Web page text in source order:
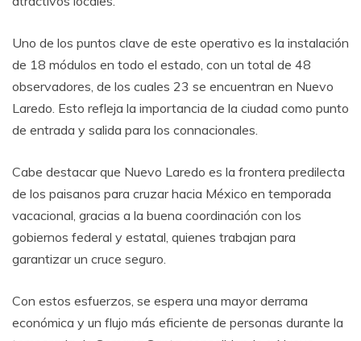
Uno de los puntos clave de este operativo es la instalación
de 18 módulos en todo el estado, con un total de 48
observadores, de los cuales 23 se encuentran en Nuevo
Laredo. Esto refleja la importancia de la ciudad como punto
de entrada y salida para los connacionales.
Cabe destacar que Nuevo Laredo es la frontera predilecta
de los paisanos para cruzar hacia México en temporada
vacacional, gracias a la buena coordinación con los
gobiernos federal y estatal, quienes trabajan para
garantizar un cruce seguro.
Con estos esfuerzos, se espera una mayor derrama
económica y un flujo más eficiente de personas durante la